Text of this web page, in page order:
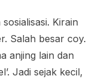
Kirain
Salah besar coy.
anjing lain dan
Jadi sejak kecil,